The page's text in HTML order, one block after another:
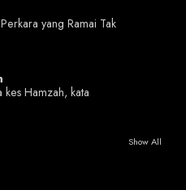
yang Ramai Tak
kes Hamzah, kata
Show All